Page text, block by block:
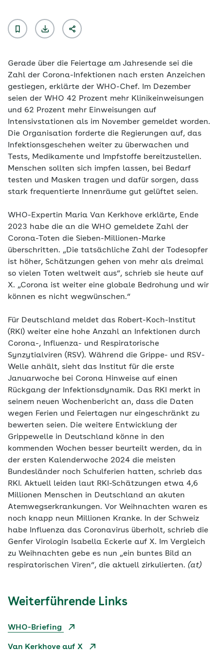
Gerade über die Feiertage am Jahresende sei die
Zahl der Corona-Infektionen nach ersten Anzeichen
gestiegen, erklärte der WHO-Chef. Im Dezember
seien der WHO 42 Prozent mehr Klinikeinweisungen
und 62 Prozent mehr Einweisungen auf
Intensivstationen als im November gemeldet worden.
Die Organisation forderte die Regierungen auf, das
Infektionsgeschehen weiter zu überwachen und
Tests, Medikamente und Impfstoffe bereitzustellen.
Menschen sollten sich impfen lassen, bei Bedarf
testen und Masken tragen und dafür sorgen, dass
stark frequentierte Innenräume gut gelüftet seien.
WHO-Expertin Maria Van Kerkhove erklärte, Ende
2023 habe die an die WHO gemeldete Zahl der
Corona-Toten die Sieben-Millionen-Marke
überschritten. „Die tatsächliche Zahl der Todesopfer
ist höher, Schätzungen gehen von mehr als dreimal
so vielen Toten weltweit aus“, schrieb sie heute auf
X. „Corona ist weiter eine globale Bedrohung und wir
können es nicht wegwünschen.“
Für Deutschland meldet das Robert-Koch-Institut
(RKI) weiter eine hohe Anzahl an Infektionen durch
Corona-, Influenza- und Respiratorische
Synzytialviren (RSV). Während die Grippe- und RSV-
Welle anhält, sieht das Institut für die erste
Januarwoche bei Corona Hinweise auf einen
Rückgang der Infektionsdynamik. Das RKI merkt in
seinem neuen Wochenbericht an, dass die Daten
wegen Ferien und Feiertagen nur eingeschränkt zu
bewerten seien. Die weitere Entwicklung der
Grippewelle in Deutschland könne in den
kommenden Wochen besser beurteilt werden, da in
der ersten Kalenderwoche 2024 die meisten
Bundesländer noch Schulferien hatten, schrieb das
RKI. Aktuell leiden laut RKI-Schätzungen etwa 4,6
Millionen Menschen in Deutschland an akuten
Atemwegserkrankungen. Vor Weihnachten waren es
noch knapp neun Millionen Kranke. In der Schweiz
habe Influenza das Coronavirus überholt, schrieb die
Genfer Virologin Isabella Eckerle auf X. Im Vergleich
zu Weihnachten gebe es nun „ein buntes Bild an
respiratorischen Viren“, die aktuell zirkulierten. (at)
Weiterführende Links
WHO-Briefing
Van Kerkhove auf X